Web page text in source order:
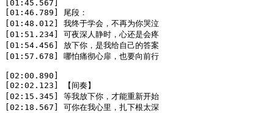
[01:45.567]
[01:46.789] 尾段：
[01:48.012] 我终于学会，不再为你哭泣
[01:51.234] 可夜深人静时，心还是会疼
[01:54.456] 放下你，是我给自己的答案
[01:57.678] 哪怕痛彻心扉，也要向前行
[02:00.890]
[02:02.123] 【间奏】
[02:15.345] 等我放下你，才能重新开始
[02:18.567] 可你在我心里，扎下根太深